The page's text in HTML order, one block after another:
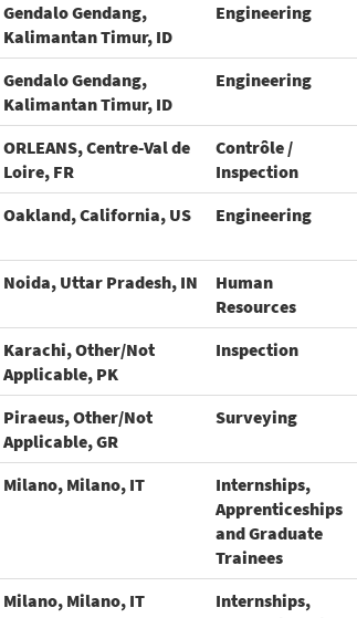
Gendalo Gendang,
Kalimantan Timur, ID
Engineering
Gendalo Gendang,
Kalimantan Timur, ID
Engineering
ORLEANS, Centre-Val de
Loire, FR
Contrôle /
Inspection
Oakland, California, US Engineering
Noida, Uttar Pradesh, IN
Human
Resources
Karachi, Other/Not
Applicable, PK
Inspection
Piraeus, Other/Not
Applicable, GR
Surveying
Milano, Milano, IT
Internships,
Apprenticeships
and Graduate
Trainees
Milano, Milano, IT
Internships,